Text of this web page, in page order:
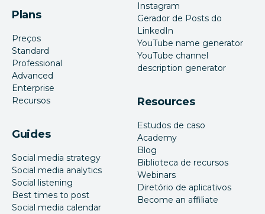
Plans
Preços
Standard
Professional
Advanced
Enterprise
Recursos
Guides
Social media strategy
Social media analytics
Social listening
Best times to post
Social media calendar
Instagram
Gerador de Posts do
LinkedIn
YouTube name generator
YouTube channel
description generator
Resources
Estudos de caso
Academy
Blog
Biblioteca de recursos
Webinars
Diretório de aplicativos
Become an affiliate